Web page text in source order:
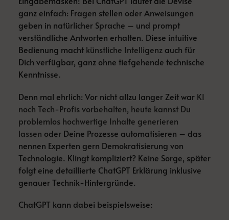
ganz einfach: Fragen stellen oder Anweisungen
geben in natürlicher Sprache – und prompt
verständliche Antworten erhalten. Diese intuitive
Bedienung macht künstliche Intelligenz auch für
Dich verfügbar, ganz ohne tiefgehende technische
Kenntnisse.
Denn mal ehrlich: Vor nicht allzu langer Zeit war KI
noch Tech-Profis vorbehalten, heute kannst Du
problemlos hochwertige Inhalte generieren
lassen oder Deine Prozesse automatisieren – das
nennen Experten gern Demokratisierung von
Technologie. Klingt kompliziert? Keine Sorge, später
folgt eine detaillierte ChatGPT Erklärung inklusive
genauer Technik-Hintergründe.
ChatGPT kann dabei beispielsweise: